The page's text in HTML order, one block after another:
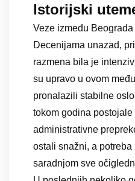
Istorijski
Veze između
Decenijama unazad,
razmena bila je
su upravo u ovom
pronalazili stabilne
tokom godina
administrativne
ostali snažni, a
saradnjom sve